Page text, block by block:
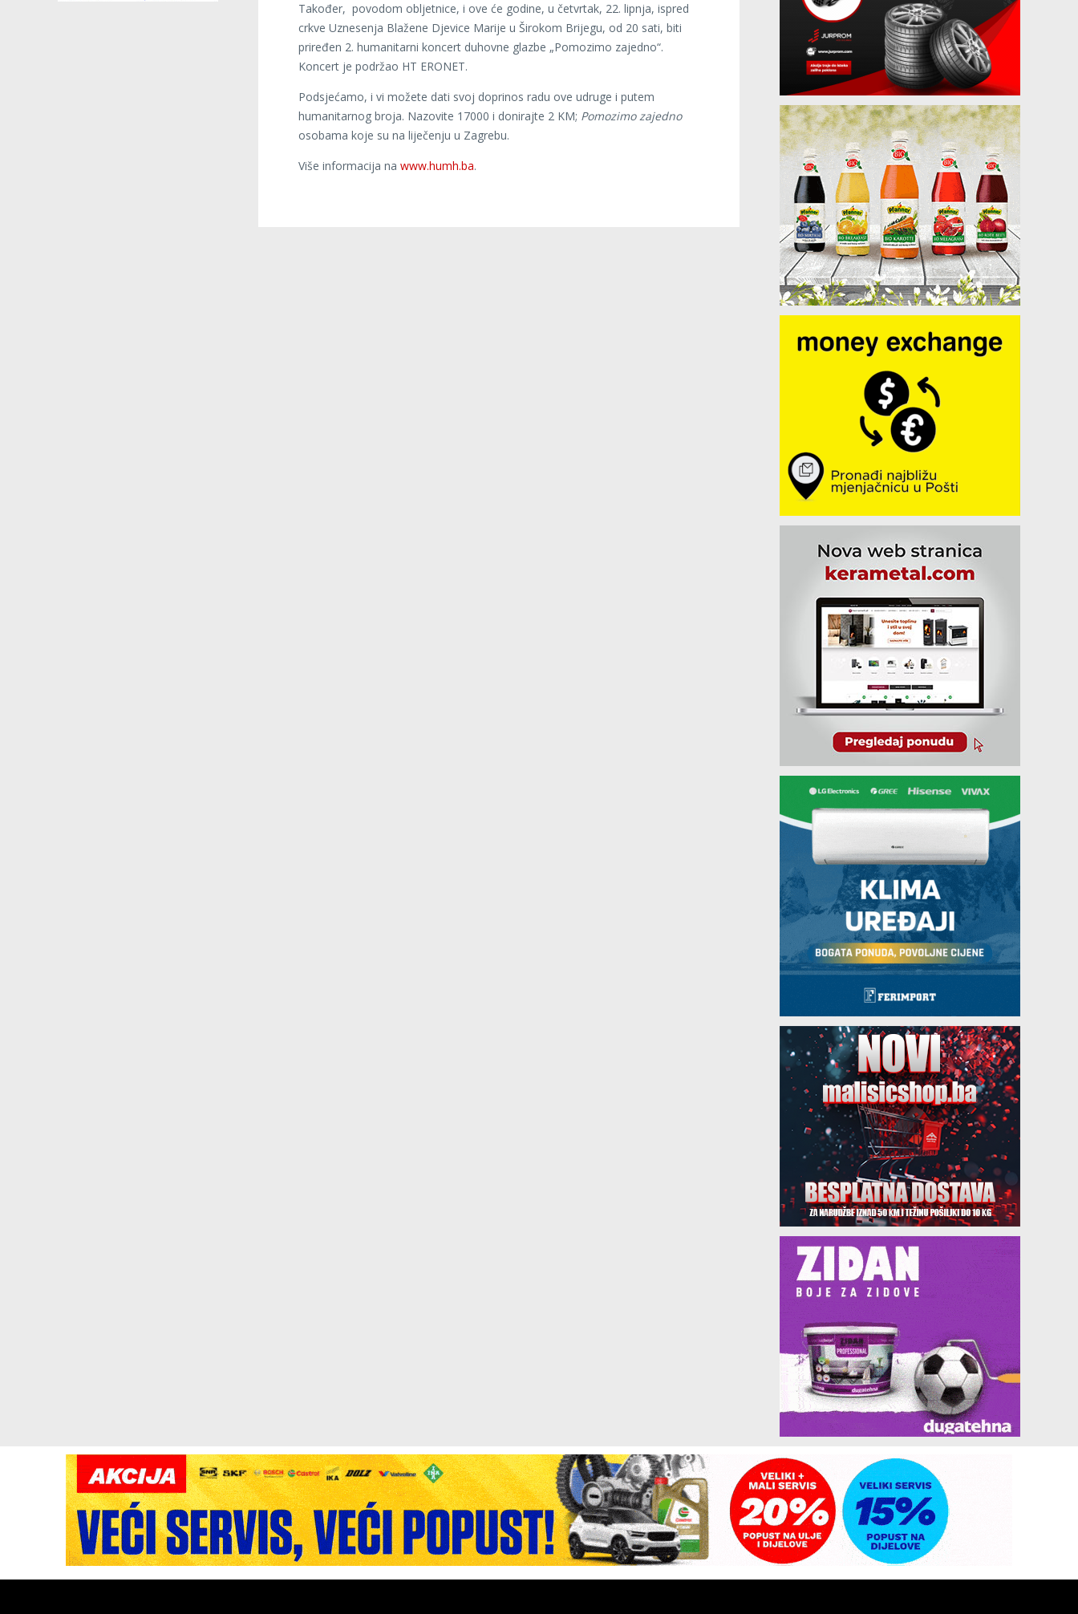
Također, povodom obljetnice, i ove će godine, u četvrtak, 22. lipnja, ispred
crkve Uznesenja Blažene Djevice Marije u Širokom Brijegu, od 20 sati, biti
priređen 2. humanitarni koncert duhovne glazbe „Pomozimo zajedno“.
Koncert je podržao HT ERONET.
Podsjećamo, i vi možete dati svoj doprinos radu ove udruge i putem
humanitarnog broja. Nazovite 17000 i donirajte 2 KM; Pomozimo zajedno
osobama koje su na liječenju u Zagrebu.
Više informacija na www.humh.ba.